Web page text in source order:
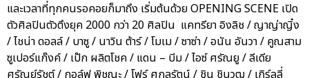
และเวลาที่ทุกคนรอคอยก็มาถึง เริ่มต้นด้วย OPENING SCENE เปิด
ตัวศิลปินตัวตึงยุค 2000 กว่า 20 ศิลปิน แคทรียา อิงลิช / ญาญ่าญิ๋ง
/ ไชน่า ดอลล์ / บาซู / นาวิน ต้าร์ / โมเม / ซาซ่า / อนัน อันวา / คูณสาม
ซูเปอร์แก๊งค์ / เป๊ก ผลิตโชค / แดน – บีม / ไอซ์ ศรัณยู / ลีเดีย
ศรัณย์รัชต์ / กอล์ฟ พิชญะ / โฟร์ ศกลรัตน์ / ชิน ชินวุฒ / เกิร์ลลี่